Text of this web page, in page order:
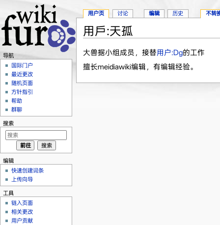
用戶:天孤
大兽据小组成员，接替用户:Dg的工作
擅长meidiawiki编辑，有编辑经验。
用户页 讨论 编辑 历史 不转
导航
国际门户
最近更改
随机页面
方针指引
帮助
群聊
搜索
编辑
快速创建词条
上传向导
工具
链入页面
相关更改
用户贡献